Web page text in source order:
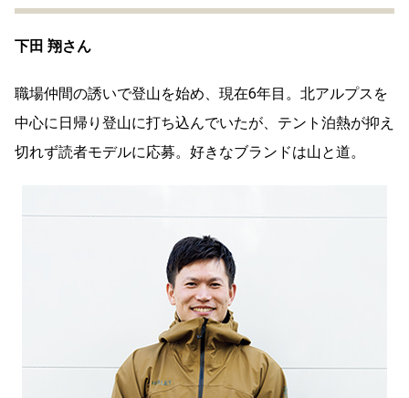
下田 翔さん
職場仲間の誘いで登山を始め、現在6年目。北アルプスを
中心に日帰り登山に打ち込んでいたが、テント泊熱が抑え
切れず読者モデルに応募。好きなブランドは山と道。